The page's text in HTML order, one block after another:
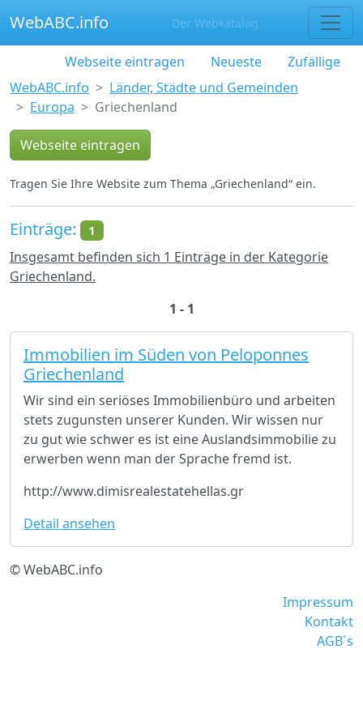
WebABC.info Der Webkatalog
Webseite eintragen Neueste
Zufällige
WebABC.info
Länder, Städte und Gemeinden
Europa
Griechenland
Webseite eintragen
Tragen Sie Ihre Website zum Thema „Griechenland“ ein.
Einträge: 1
Insgesamt befinden sich 1 Einträge in der Kategorie
Griechenland.
1 - 1
Immobilien im Süden von Peloponnes
Griechenland
Wir sind ein seriöses Immobilienbüro und arbeiten
stets zugunsten unserer Kunden. Wir wissen nur
zu gut wie schwer es ist eine Auslandsimmobilie zu
erwerben wenn man der Sprache fremd ist.
http://www.dimisrealestatehellas.gr
Detail ansehen
© WebABC.info
Impressum
Kontakt
AGB´s